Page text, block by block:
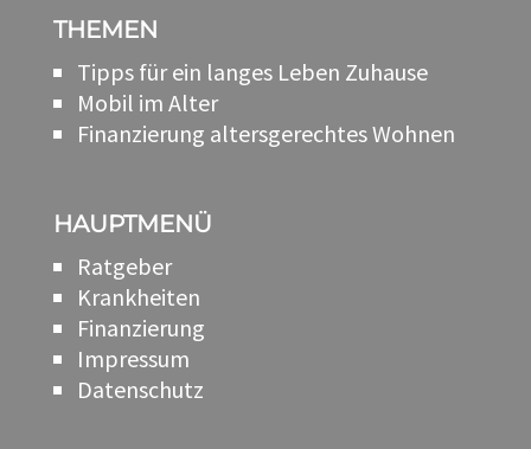
THEMEN
Tipps für ein langes Leben Zuhause
Mobil im Alter
Finanzierung altersgerechtes Wohnen
HAUPTMENÜ
Ratgeber
Krankheiten
Finanzierung
Impressum
Datenschutz